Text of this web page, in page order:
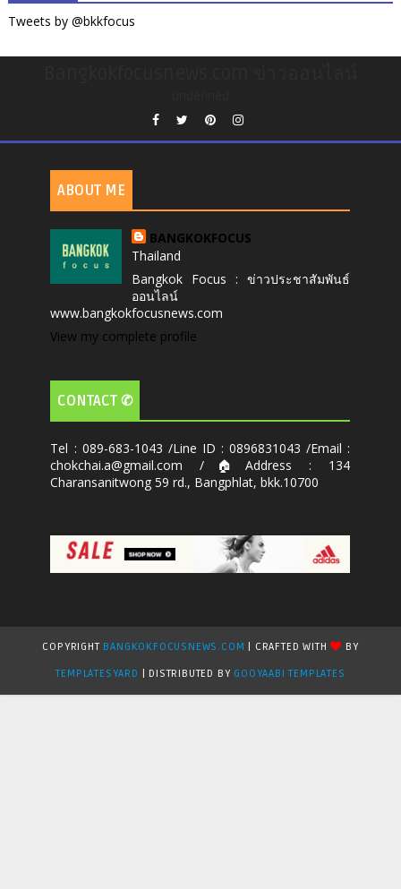
Tweets by @bkkfocus
ABOUT ME
BANGKOKFOCUS
Thailand
Bangkok Focus : ข่าวประชาสัมพันธ์
ออนไลน์
www.bangkokfocusnews.com
View my complete profile
CONTACT ✆
Tel : 089-683-1043 /Line ID : 0896831043 /Email :
chokchai.a@gmail.com /🏠Address : 134
Charansanitwong 59 rd., Bangphlat, bkk.10700
COPYRIGHT BANGKOKFOCUSNEWS.COM | CRAFTED WITH
BY
TEMPLATESYARD
| DISTRIBUTED BY GOOYAABI TEMPLATES